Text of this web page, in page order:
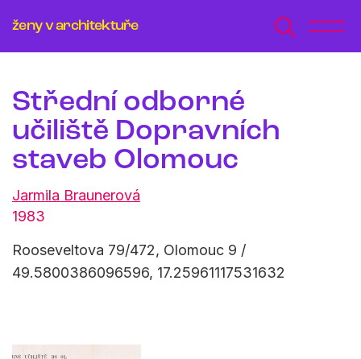
ženy v architektuře
Střední odborné
učiliště Dopravních
staveb Olomouc
Jarmila Braunerová
1983
Rooseveltova 79/472, Olomouc 9 /
49.5800386096596, 17.25961117531632